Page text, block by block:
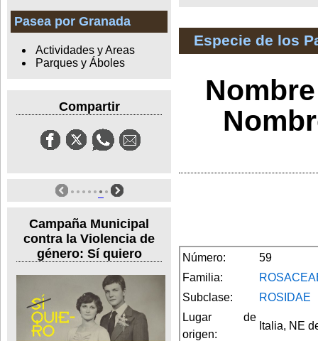
Pasea por Granada
Actividades y Areas
Parques y Áboles
Compartir
Campaña Municipal
contra la Violencia de
género: Sí quiero
Especie de los
Número:
59
Familia:
Subclase:
ROSIDAE
Lugar de
origen:
Italia, NE